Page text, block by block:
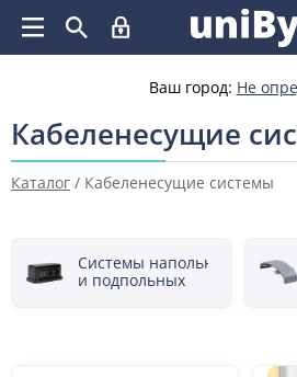
Ваш город: Не
Кабеленесущие
Каталог / Кабеленесущие системы
Системы напольных
и подпольных